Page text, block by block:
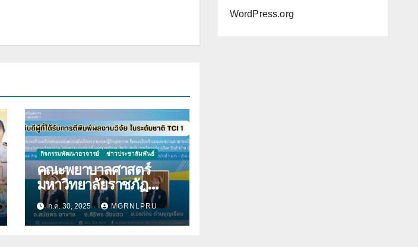
กิจกรรมพัฒนาอาจารย์ ข่าวประชาสัมพันธ์
คณะพยาบาลศาสตร์
มหาวิทยาลัยราชภัฏ
ลำปาง ขอแสดงความ
ยินดีกับบุคลากร เนื่องใน
โอกาสที่ได้รับการตีพิมพ์
ก.ค. 30, 2025 MGRNLPRU
WordPress.org